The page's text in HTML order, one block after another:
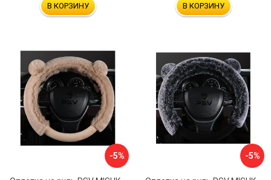
В КОРЗИНУ В КОРЗИНУ
-5% -5%